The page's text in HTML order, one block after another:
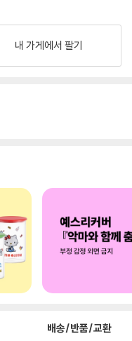
내 가게에서 팔기
배송/반품/교환